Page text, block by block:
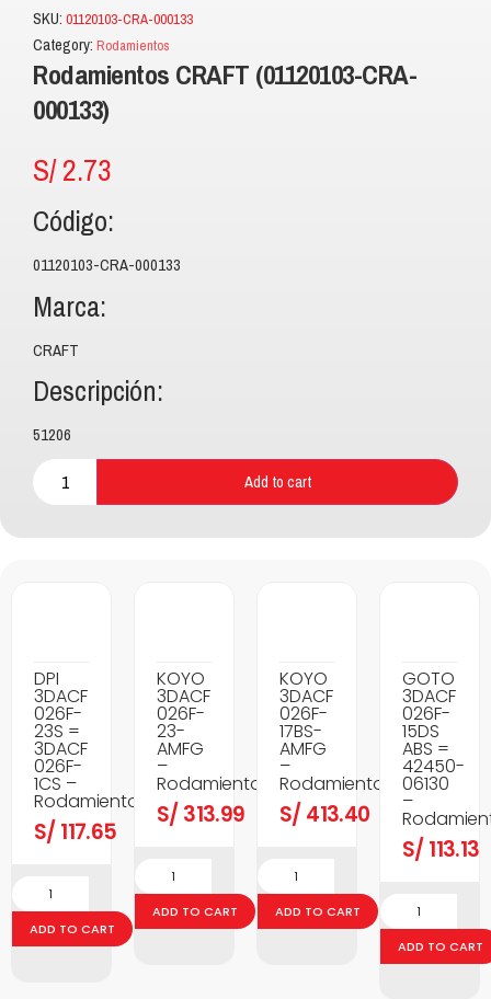
SKU: 01120103-CRA-000133
Category: Rodamientos
Rodamientos CRAFT (01120103-CRA-
000133)
S/2.73
Código:
01120103-CRA-000133
Marca:
CRAFT
Descripción:
51206
Add to cart
DPI
3DACF
026F-
23S =
3DACF
026F-
1CS –
Rodamientos
S/ 117.65
ADD TO CART
KOYO
3DACF
026F-
23-
AMFG
–
Rodamientos
S/ 313.99
ADD TO CART
KOYO
3DACF
026F-
17BS-
AMFG
–
Rodamientos
S/ 413.40
ADD TO CART
GOTO
3DACF
026F-
15DS
ABS =
42450-
06130
–
S/ 113.13
ADD TO CART